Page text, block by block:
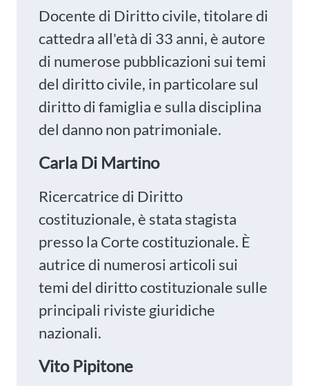
Docente di Diritto civile, titolare di
cattedra all'età di 33 anni, è autore
di numerose pubblicazioni sui temi
del diritto civile, in particolare sul
diritto di famiglia e sulla disciplina
del danno non patrimoniale.
Carla Di Martino
Ricercatrice di Diritto
costituzionale, è stata stagista
presso la Corte costituzionale. È
autrice di numerosi articoli sui
temi del diritto costituzionale sulle
principali riviste giuridiche
nazionali.
Vito Pipitone